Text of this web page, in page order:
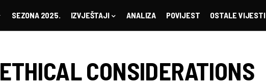
SEZONA 2025. IZVJEŠTAJI ANALIZA POVIJEST OSTALE VIJESTI
ETHICAL CONSIDERATIONS